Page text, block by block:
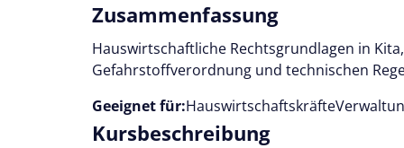
Zusammenfassung
Hauswirtschaftliche Rechtsgrundlagen in
Gefahrstoffverordnung und technischen
Geeignet für:Hauswirtschaftskräfte
Kursbeschreibung